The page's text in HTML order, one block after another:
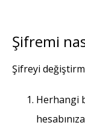
Şifremi
Şifreyi
Herhangi